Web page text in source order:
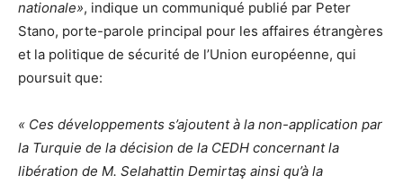
nationale», indique un communiqué publié par Peter
Stano, porte-parole principal pour les affaires étrangères
et la politique de sécurité de l’Union européenne, qui
poursuit que:
« Ces développements s’ajoutent à la non-application par
la Turquie de la décision de la CEDH concernant la
libération de M. Selahattin Demirtaş ainsi qu’à la